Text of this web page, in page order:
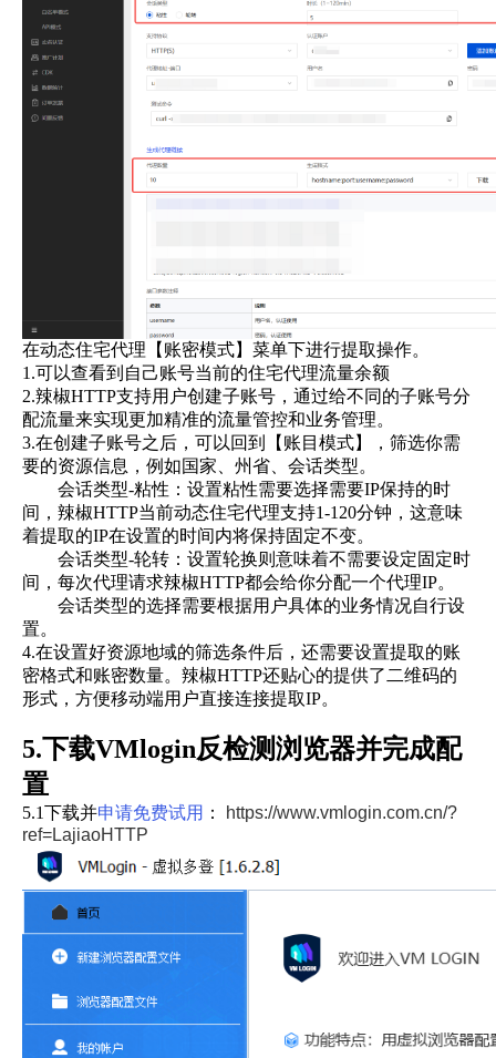
在动态住宅代理【账密模式】菜单下进行提取操作。
1.可以查看到自己账号当前的住宅代理流量余额
2.辣椒HTTP支持用户创建子账号，通过给不同的子账号分
配流量来实现更加精准的流量管控和业务管理。
3.在创建子账号之后，可以回到【账目模式】，筛选你需
要的资源信息，例如国家、州省、会话类型。
会话类型-粘性：设置粘性需要选择需要IP保持的时
间，辣椒HTTP当前动态住宅代理支持1-120分钟，这意味
着提取的IP在设置的时间内将保持固定不变。
会话类型-轮转：设置轮换则意味着不需要设定固定时
间，每次代理请求辣椒HTTP都会给你分配一个代理IP。
会话类型的选择需要根据用户具体的业务情况自行设
置。
4.在设置好资源地域的筛选条件后，还需要设置提取的账
密格式和账密数量。辣椒HTTP还贴心的提供了二维码的
形式，方便移动端用户直接连接提取IP。
5.下载VMlogin反检测浏览器并完成配
置
5.1下载并申请免费试用 ：
https://www.vmlogin.com.cn/?
ref=LajiaoHTTP